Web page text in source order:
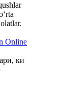
Online
ки